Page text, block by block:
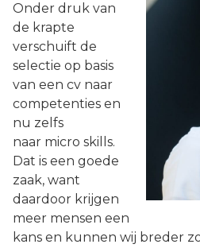
Onder druk van
de krapte
verschuift de
selectie op basis
van een cv naar
competenties en
nu zelfs
naar micro skills.
Dat is een goede
zaak, want
daardoor krijgen
meer mensen een
kans en kunnen wij breder